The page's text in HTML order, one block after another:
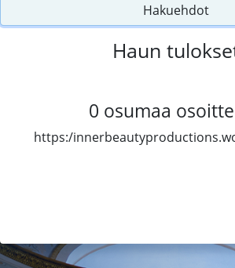
Hakuehdot
Haun
0 osumaa
https:/